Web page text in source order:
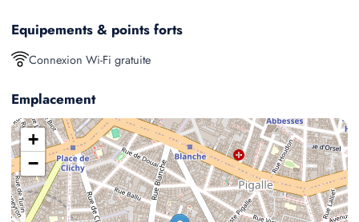
Equipements & points forts
Connexion Wi-Fi gratuite
Emplacement
+
−